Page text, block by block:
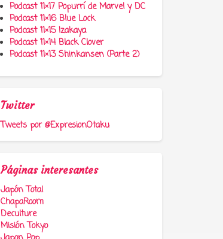
Podcast 11×17 Popurrí de Marvel y DC
Podcast 11×16 Blue Lock
Podcast 11×15 Izakaya
Podcast 11×14 Black Clover
Podcast 11×13 Shinkansen (Parte 2)
Twitter
Tweets por @ExpresionOtaku
Páginas interesantes
Japón Total
ChapaRoom
Deculture
Misión Tokyo